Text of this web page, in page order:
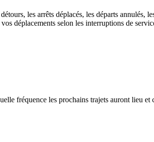
les arrêts déplacés, les départs annulés,
déplacements selon les interruptions de
fréquence les prochains trajets auront lieu et